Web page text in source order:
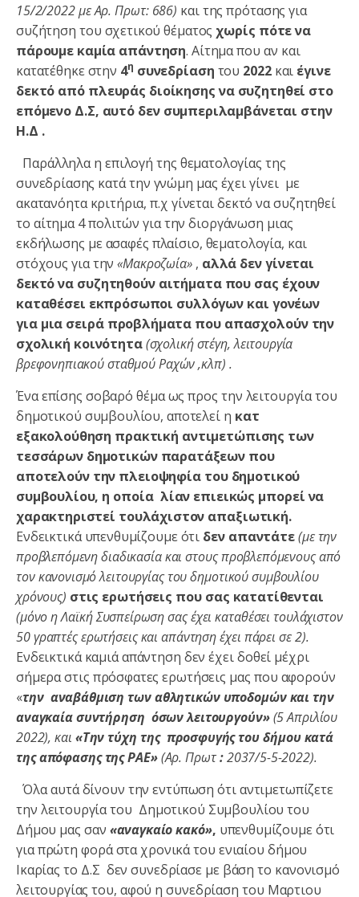
15/2/2022 με Αρ. Πρωτ: 686) και της πρότασης για
συζήτηση του σχετικού θέματος χωρίς πότε να
πάρουμε καμία απάντηση. Αίτημα που αν και
κατατέθηκε στην 4η συνεδρίαση του 2022 και έγινε
δεκτό από πλευράς διοίκησης να συζητηθεί στο
επόμενο Δ.Σ, αυτό δεν συμπεριλαμβάνεται στην
Η.Δ .
Παράλληλα η επιλογή της θεματολογίας της
συνεδρίασης κατά την γνώμη μας έχει γίνει με
ακατανόητα κριτήρια, π.χ γίνεται δεκτό να συζητηθεί
το αίτημα 4 πολιτών για την διοργάνωση μιας
εκδήλωσης με ασαφές πλαίσιο, θεματολογία, και
στόχους για την«Μακροζωία», αλλά δεν γίνεται
δεκτό να συζητηθούν αιτήματα που σας έχουν
καταθέσει εκπρόσωποι συλλόγων και γονέων
για μια σειρά προβλήματα που απασχολούν την
σχολική κοινότητα(σχολική στέγη, λειτουργία
βρεφονηπιακού σταθμού Ραχών ,κλπ) .
Ένα επίσης σοβαρό θέμα ως προς την λειτουργία του
δημοτικού συμβουλίου, αποτελεί η κατ
εξακολούθηση πρακτική αντιμετώπισης των
τεσσάρων δημοτικών παρατάξεων που
αποτελούν την πλειοψηφία του δημοτικού
συμβουλίου, η οποία λίαν επιεικώς μπορεί να
χαρακτηριστεί τουλάχιστον απαξιωτική.
Ενδεικτικά υπενθυμίζουμε ότι δεν απαντάτε(με την
προβλεπόμενη διαδικασία και στους προβλεπόμενους από
τον κανονισμό λειτουργίας του δημοτικού συμβουλίου
χρόνους) στις ερωτήσεις που σας κατατίθενται
(μόνο η Λαϊκή Συσπείρωση σας έχει καταθέσει τουλάχιστον
50 γραπτές ερωτήσεις και απάντηση έχει πάρει σε 2).
Ενδεικτικά καμιά απάντηση δεν έχει δοθεί μέχρι
σήμερα στις πρόσφατες ερωτήσεις μας που αφορούν
«την αναβάθμιση των αθλητικών υποδομών και την
αναγκαία συντήρηση όσων λειτουργούν»(5 Απριλίου
2022), και «Την τύχη της προσφυγής του δήμου κατά
της απόφασης της ΡΑΕ»(Αρ. Πρωτ:2037/5-5-2022).
Όλα αυτά δίνουν την εντύπωση ότι αντιμετωπίζετε
την λειτουργία του Δημοτικού Συμβουλίου του
Δήμου μας σαν «αναγκαίο κακό», υπενθυμίζουμε ότι
για πρώτη φορά στα χρονικά του ενιαίου δήμου
Ικαρίας το Δ.Σ δεν συνεδρίασε με βάση το κανονισμό
λειτουργίας του, αφού η συνεδρίαση του Μαρτιου